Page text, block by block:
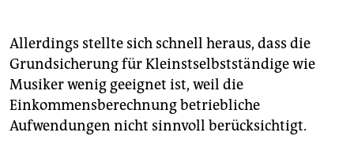
Allerdings stellte sich schnell heraus, dass die
Grundsicherung für Kleinstselbstständige wie
Musiker wenig geeignet ist, weil die
Einkommensberechnung betriebliche
Aufwendungen nicht sinnvoll berücksichtigt.